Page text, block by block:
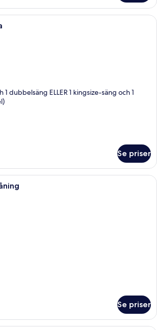
Ett hotellrum med två sängar, en
1 dubbelsäng ELLER 1 kingsize-säng och 1
Se priser
Ett hotellrum med en stor säng, en
Se priser